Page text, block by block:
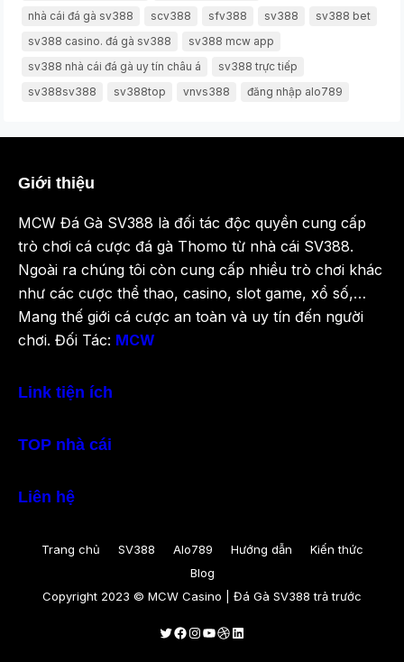
nhà cái đá gà sv388
scv388 sfv388 sv388
sv388 bet
sv388 casino. đá gà sv388
sv388 mcw app
sv388 nhà cái đá gà uy tín châu á
sv388 trực tiếp
sv388sv388
sv388top vnvs388 đăng nhập alo789
Giới thiệu
MCW Đá Gà SV388 là đối tác độc quyền cung cấp
trò chơi cá cược đá gà Thomo từ nhà cái SV388.
Ngoài ra chúng tôi còn cung cấp nhiều trò chơi khác
như các cược thể thao, casino, slot game, xổ số,…
Mang thế giới cá cược an toàn và uy tín đến người
chơi. Đối Tác: MCW
Link tiện ích
TOP nhà cái
Liên hệ
Trang chủ SV388 Alo789 Hướng dẫn
Kiến thức
Blog
Copyright 2023 © MCW Casino | Đá Gà SV388 trả trước
Twitter
Facebook
Instagram
Youtube
Dribbble
LinkedIn